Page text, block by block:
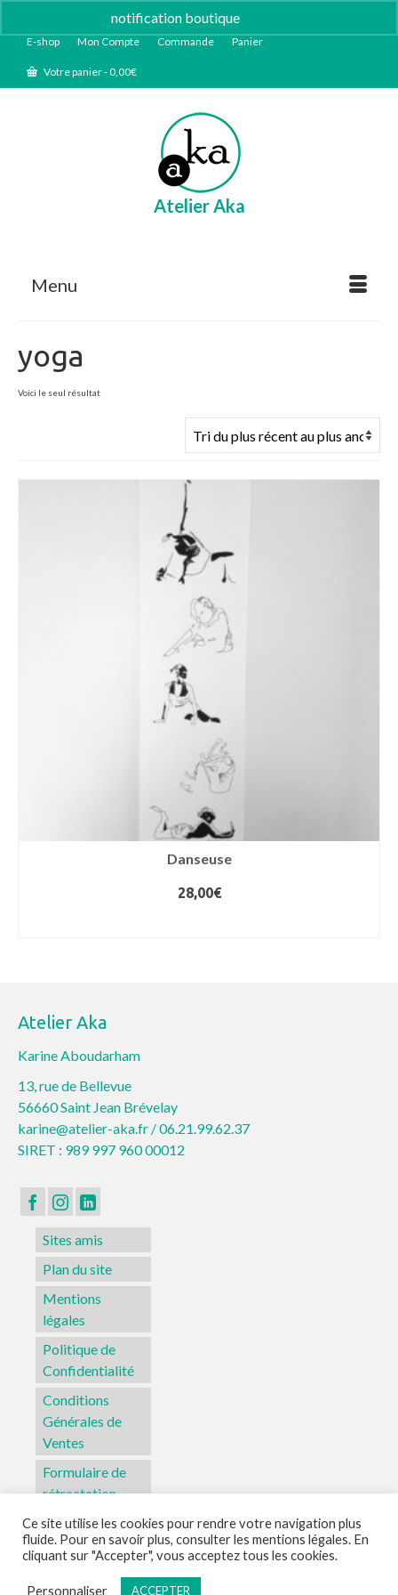
notification boutique
E-shop Mon Compte Commande Panier
Votre panier-0,00€
Atelier Aka
Menu
yoga
Voici le seul résultat
Danseuse
28,00€
Atelier Aka
Karine Aboudarham
13, rue de Bellevue
56660 Saint Jean Brévelay
karine@atelier-aka.fr /06.21.99.62.37
SIRET : 989 997 960 00012
Sites amis
Plan du site
Mentions
légales
Politique de
Confidentialité
Conditions
Générales de
Ventes
Formulaire de
rétractation
Sites amis Plan du site Mentions légales Politique de Confidentialité
Ce site utilise les cookies pour rendre votre navigation plus
fluide. Pour en savoir plus, consulter les mentions légales. En
cliquant sur "Accepter", vous acceptez tous les cookies.
Personnaliser ACCEPTER